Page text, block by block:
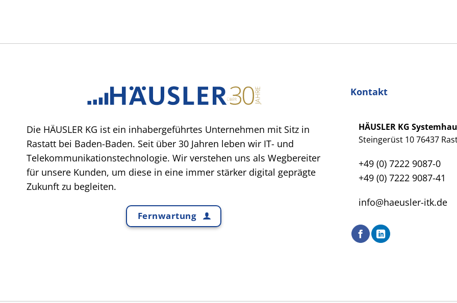
Die HÄUSLER KG ist ein inhabergeführtes Unternehmen mit Sitz in
Rastatt bei Baden-Baden. Seit über 30 Jahren leben wir IT- und
Telekommunikationstechnologie. Wir verstehen uns als Wegbereiter
für unsere Kunden, um diese in eine immer stärker digital geprägte
Zukunft zu begleiten.
Fernwartung
Kontakt
HÄUSLER KG
Steingerüst 10 76437
+49 (0) 7222 9087-0
+49 (0) 7222 9087-41
info@haeusler-itk.de